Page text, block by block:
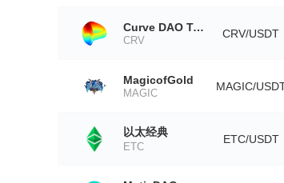
Curve DAO Token
CRV
CRV/USDT
MagicofGold
MAGIC
MAGIC/
以太经典
ETC
ETC/USDT